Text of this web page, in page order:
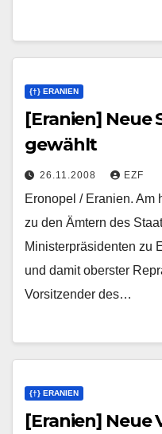
{†} ERANIEN
[Eranien] Neue
gewählt
26.11.2008 EZF
Eronopel / Eranien. Am
zu den Ämtern des
Ministerpräsidenten zu
und damit oberster
Vorsitzender des…
{†} ERANIEN
[Eranien] Neue